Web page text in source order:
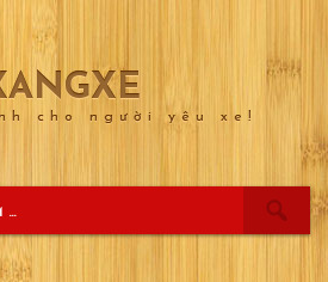
cho người yêu xe!